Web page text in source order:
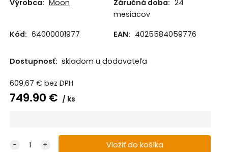
Výrobca: Moon Záručná doba: 24
mesiacov
Kód: 64000001977 EAN: 4025584059776
Dostupnosť: skladom u dodavateľa
609.67 € bez DPH
749.90 € ks